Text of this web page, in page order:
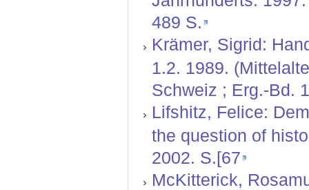
489 S.
Krämer, Sigrid:
1.2. 1989.
Schweiz ; Erg.-Bd.
Lifshitz, Felice:
the question of
2002. S.[67
McKitterick,